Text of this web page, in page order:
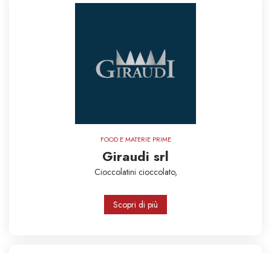
FOOD E MATERIE PRIME
Giraudi srl
Cioccolatini cioccolato,
Scopri di più